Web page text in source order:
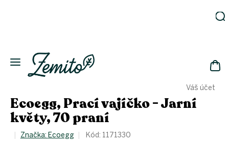
Váš účet
Eko
domácnost
Kosmetika
Eko
láhve
Akce
Ecoegg, Prací vajíčko - Jarní
květy, 70 praní
Značka: Ecoegg Kód: 1171330